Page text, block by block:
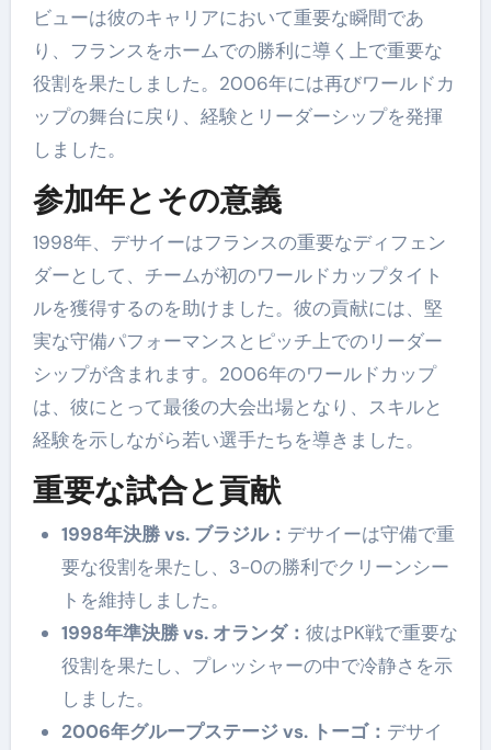
ビューは彼のキャリアにおいて重要な瞬間であ
り、フランスをホームでの勝利に導く上で重要な
役割を果たしました。2006年には再びワールドカ
ップの舞台に戻り、経験とリーダーシップを発揮
しました。
参加年とその意義
1998年、デサイーはフランスの重要なディフェン
ダーとして、チームが初のワールドカップタイト
ルを獲得するのを助けました。彼の貢献には、堅
実な守備パフォーマンスとピッチ上でのリーダー
シップが含まれます。2006年のワールドカップ
は、彼にとって最後の大会出場となり、スキルと
経験を示しながら若い選手たちを導きました。
重要な試合と貢献
1998年決勝 vs. ブラジル： デサイーは守備で重
要な役割を果たし、3-0の勝利でクリーンシー
トを維持しました。
1998年準決勝 vs. オランダ： 彼はPK戦で重要な
役割を果たし、プレッシャーの中で冷静さを示
しました。
2006年グループステージ vs. トーゴ： デサイ